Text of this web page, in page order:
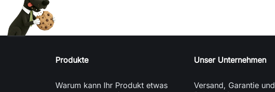
Produkte
Warum kann Ihr Produkt etwas
Unser Unternehmen
Versand, Garantie und